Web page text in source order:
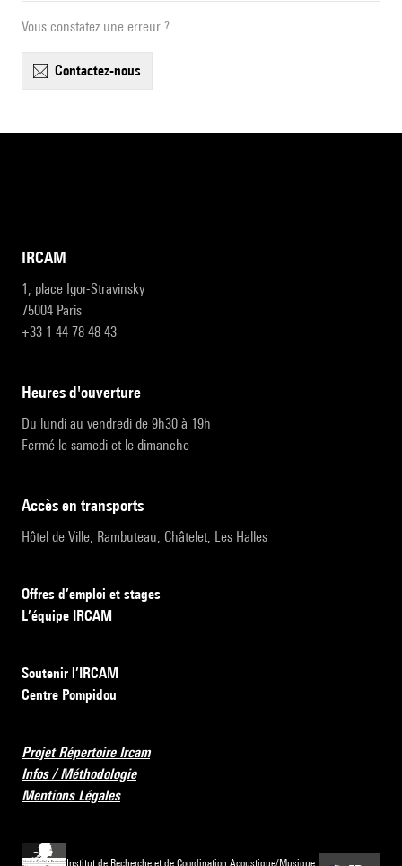
Vous constatez une erreur ?
contactez-nous
IRCAM
1, place Igor-Stravinsky
75004 Paris
+33 1 44 78 48 43
heures d'ouverture
Du lundi au vendredi de 9h30 à 19h
Fermé le samedi et le dimanche
accès en transports
Hôtel de Ville, Rambuteau, Châtelet, Les Halles
Offres d’emploi et stages
L’équipe IRCAM
Soutenir l’IRCAM
Centre Pompidou
Projet Répertoire Ircam
Infos / Méthodologie
Mentions Légales
Institut de Recherche et de Coordination Acoustique/Musique